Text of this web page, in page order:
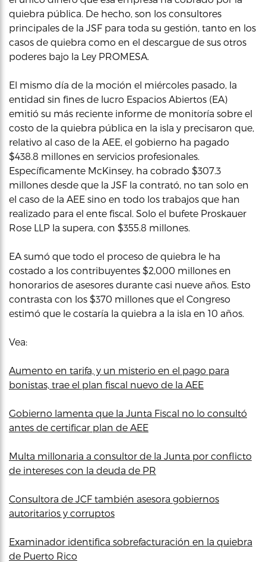
quiebra pública. De hecho, son los consultores
principales de la JSF para toda su gestión, tanto en los
casos de quiebra como en el descargue de sus otros
poderes bajo la Ley PROMESA.
El mismo día de la moción el miércoles pasado, la
entidad sin fines de lucro Espacios Abiertos (EA)
emitió su más reciente informe de monitoría sobre el
costo de la quiebra pública en la isla y precisaron que,
relativo al caso de la AEE, el gobierno ha pagado
$438.8 millones en servicios profesionales.
Específicamente McKinsey, ha cobrado $307.3
millones desde que la JSF la contrató, no tan solo en
el caso de la AEE sino en todo los trabajos que han
realizado para el ente fiscal. Solo el bufete Proskauer
Rose LLP la supera, con $355.8 millones.
EA sumó que todo el proceso de quiebra le ha
costado a los contribuyentes $2,000 millones en
honorarios de asesores durante casi nueve años. Esto
contrasta con los $370 millones que el Congreso
estimó que le costaría la quiebra a la isla en 10 años.
Vea:
Aumento en tarifa, y un misterio en el pago para
bonistas, trae el plan fiscal nuevo de la AEE
Gobierno lamenta que la Junta Fiscal no lo consultó
antes de certificar plan de AEE
Multa millonaria a consultor de la Junta por conflicto
de intereses con la deuda de PR
Consultora de JCF también asesora gobiernos
autoritarios y corruptos
Examinador identifica sobrefacturación en la quiebra
de Puerto Rico